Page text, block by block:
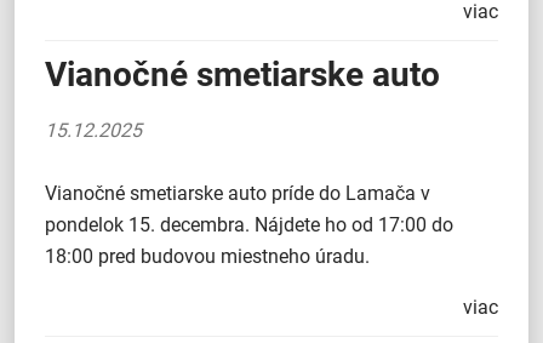
viac
Vianočné smetiarske auto
15.12.2025
Vianočné smetiarske auto príde do Lamača v
pondelok 15. decembra. Nájdete ho od 17:00 do
18:00 pred budovou miestneho úradu.
viac